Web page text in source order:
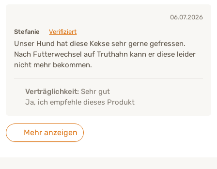
06.07.2026
Stefanie
Verifiziert
Unser Hund hat diese Kekse sehr gerne gefressen.
Nach Futterwechsel auf Truthahn kann er diese leider
nicht mehr bekommen.
Verträglichkeit: Sehr gut
Ja, ich empfehle dieses Produkt
Mehr anzeigen